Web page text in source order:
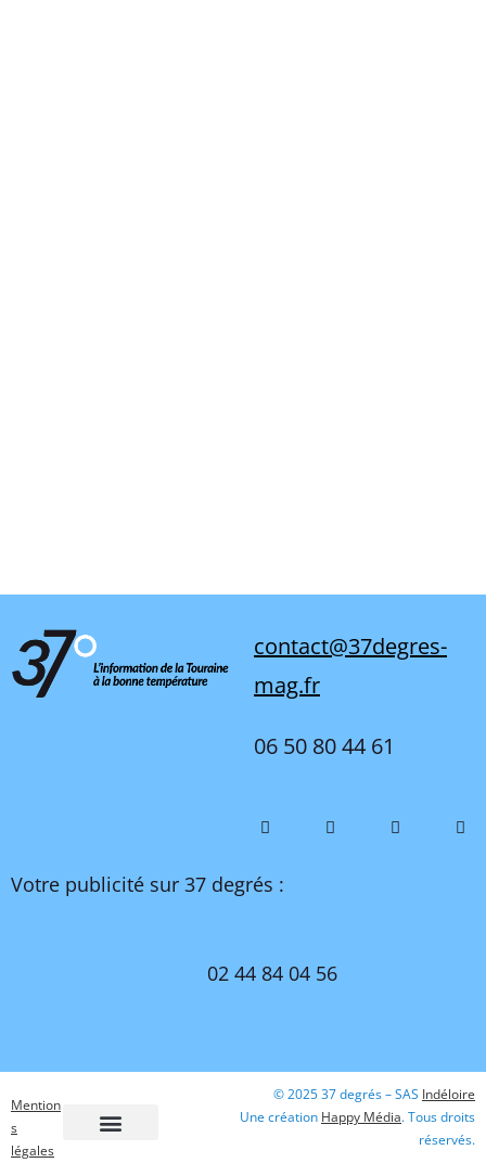
contact@37degres-
mag.fr
06 50 80 44 61
Votre publicité sur 37 degrés :
02 44 84 04 56
Mention
s
légales
© 2025 37 degrés – SAS Indéloire
Une création Happy Média. Tous droits
réservés.